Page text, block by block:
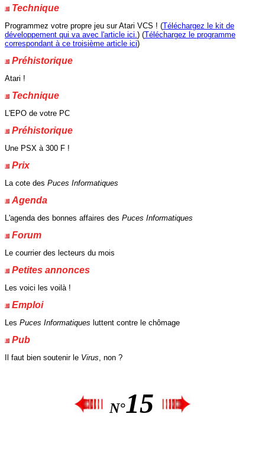
Technique
Programmez votre propre jeu sur Atari VCS ! (Téléchargez le kit de
développement qui va avec l'article ici.) (Téléchargez le programme
correspondant à ce troisième article ici)
Préhistorique
Atari !
Technique
L'EPO de votre PC
Préhistorique
Une PSX à 300 F !
Prix
La cote des Puces Informatiques
Agenda
L'agenda des bonnes affaires des Puces Informatiques
Forum
Le courrier des lecteurs du mois
Petites annonces
Les voici les voilà !
Emploi
Les Puces Informatiques luttent contre le chômage
Pub
Il faut bien soutenir le Virus, non ?
N°15